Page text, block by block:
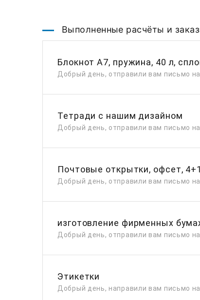
Выполненные расчёты и
Блокнот А7, пружина, 40 л,
Добрый день, отправили вам письмо
Тетради с нашим дизайном
Добрый день, отправили вам письмо
Почтовые открытки, офсет,
Добрый день, отправили вам письмо
изготовление фирменных
Добрый день, отправили вам письмо
Этикетки
Добрый день, направили вам письмо